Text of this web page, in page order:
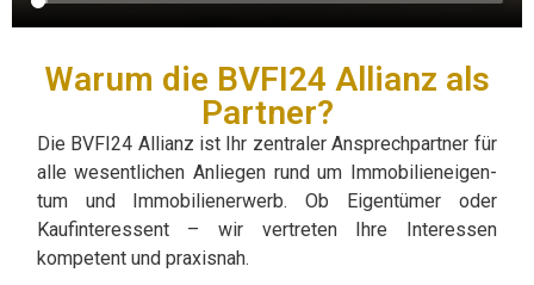
Warum die BVFI24 Allianz als
Partner?
Die BVFI24 Allianz ist Ihr zentraler Ansprechpartner für
alle wesentlichen Anliegen rund um Immobilieneigen-
tum und Immobilienerwerb. Ob Eigentümer oder
Kaufinteressent – wir vertreten Ihre Interessen
kompetent und praxisnah.